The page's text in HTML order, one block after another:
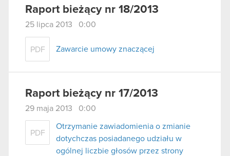
Raport bieżący nr 18/2013
25 lipca 2013 0:00
PDF Zawarcie umowy znaczącej
Raport bieżący nr 17/2013
29 maja 2013 0:00
PDF
Otrzymanie zawiadomienia o zmianie
dotychczas posiadanego udziału w
ogólnej liczbie głosów przez strony